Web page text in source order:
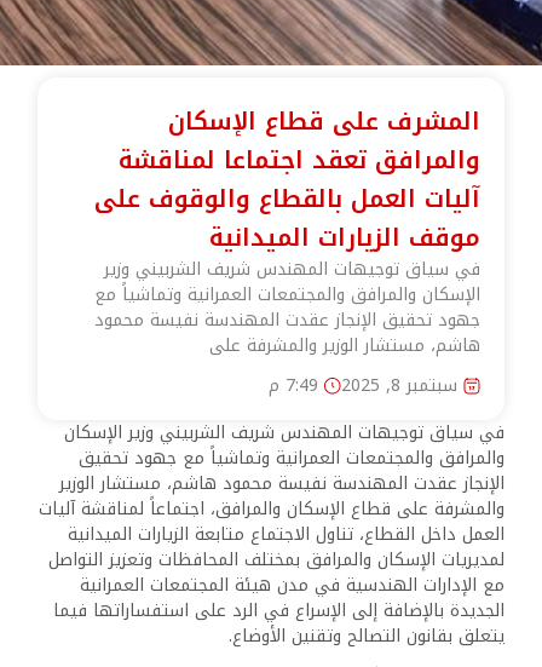
المشرف على قطاع الإسكان
والمرافق تعقد اجتماعا لمناقشة
آليات العمل بالقطاع والوقوف على
موقف الزيارات الميدانية
في سياق توجيهات المهندس شريف الشربيني وزير
الإسكان والمرافق والمجتمعات العمرانية وتماشياً مع
جهود تحقيق الإنجاز عقدت المهندسة نفيسة محمود
هاشم، مستشار الوزير والمشرفة على
سبتمبر 8, 2025
7:49 م
في سياق توجيهات المهندس شريف الشربيني وزير الإسكان
والمرافق والمجتمعات العمرانية وتماشياً مع جهود تحقيق
الإنجاز عقدت المهندسة نفيسة محمود هاشم، مستشار الوزير
والمشرفة على قطاع الإسكان والمرافق، اجتماعاً لمناقشة آليات
العمل داخل القطاع، تناول الاجتماع متابعة الزيارات الميدانية
لمديريات الإسكان والمرافق بمختلف المحافظات وتعزيز التواصل
مع الإدارات الهندسية في مدن هيئة المجتمعات العمرانية
الجديدة بالإضافة إلى الإسراع في الرد على استفساراتها فيما
يتعلق بقانون التصالح وتقنين الأوضاع.